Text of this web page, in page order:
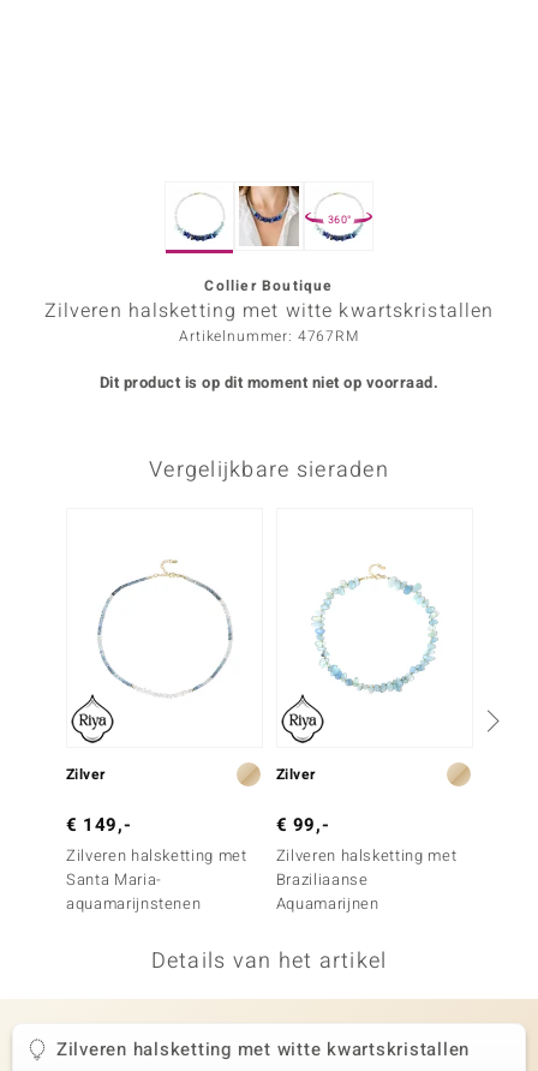
Collection
360°
Collier Boutique
Zilveren halsketting met witte kwartskristallen
Artikelnummer: 4767RM
Dit product is op dit moment niet op voorraad.
Vergelijkbare sieraden
Zilver
€ 149,-
Zilveren halsketting met
Santa Maria-
aquamarijnstenen
Zilver
€ 99,-
Zilveren halsketting met
Braziliaanse
Aquamarijnen
Details van het artikel
Zilveren halsketting met witte kwartskristallen